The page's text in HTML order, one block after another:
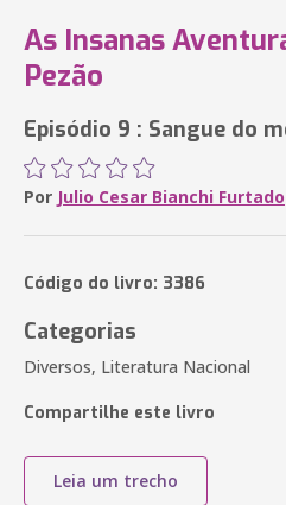
As Insanas
Pezão
Episódio 9 : Sangue do
Por Julio Cesar Bianchi Furtado
Código do livro: 3386
Categorias
Diversos, Literatura Nacional
Compartilhe este livro
Leia um trecho